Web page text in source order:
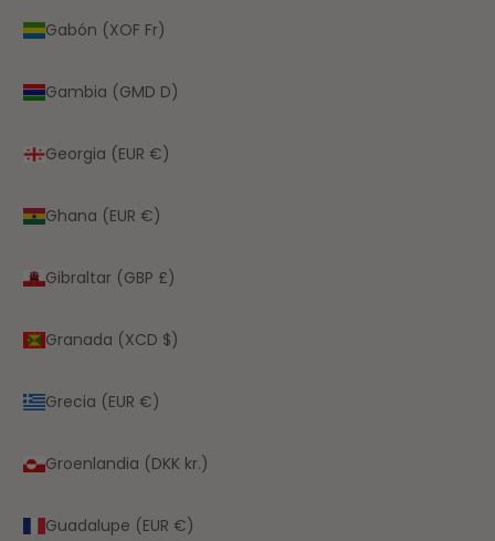
Gabón (XOF Fr)
Gambia (GMD D)
Georgia (EUR €)
Ghana (EUR €)
Gibraltar (GBP £)
Granada (XCD $)
Grecia (EUR €)
Groenlandia (DKK kr.)
Guadalupe (EUR €)